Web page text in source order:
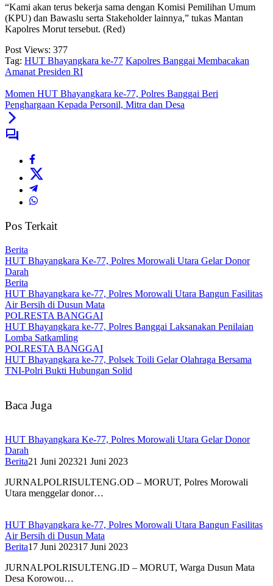
“Kami akan terus bekerja sama dengan Komisi Pemilihan Umum
(KPU) dan Bawaslu serta Stakeholder lainnya,” tukas Mantan
Kapolres Morut tersebut. (Red)
Post Views: 377
Tag: HUT Bhayangkara ke-77 Kapolres Banggai Membacakan
Amanat Presiden RI
Momen HUT Bhayangkara ke-77, Polres Banggai Beri
Penghargaan Kepada Personil, Mitra dan Desa
Pos Terkait
Berita
HUT Bhayangkara Ke-77, Polres Morowali Utara Gelar Donor
Darah
Berita
HUT Bhayangkara ke-77, Polres Morowali Utara Bangun Fasilitas
Air Bersih di Dusun Mata
POLRESTA BANGGAI
HUT Bhayangkara ke-77, Polres Banggai Laksanakan Penilaian
Lomba Satkamling
POLRESTA BANGGAI
HUT Bhayangkara ke-77, Polsek Toili Gelar Olahraga Bersama
TNI-Polri Bukti Hubungan Solid
Baca Juga
HUT Bhayangkara Ke-77, Polres Morowali Utara Gelar Donor
Darah
Berita21 Juni 202321 Juni 2023
JURNALPOLRISULTENG.OD – MORUT, Polres Morowali
Utara menggelar donor…
HUT Bhayangkara ke-77, Polres Morowali Utara Bangun Fasilitas
Air Bersih di Dusun Mata
Berita17 Juni 202317 Juni 2023
JURNALPOLRISULTENG.ID – MORUT, Warga Dusun Mata
Desa Korowou…